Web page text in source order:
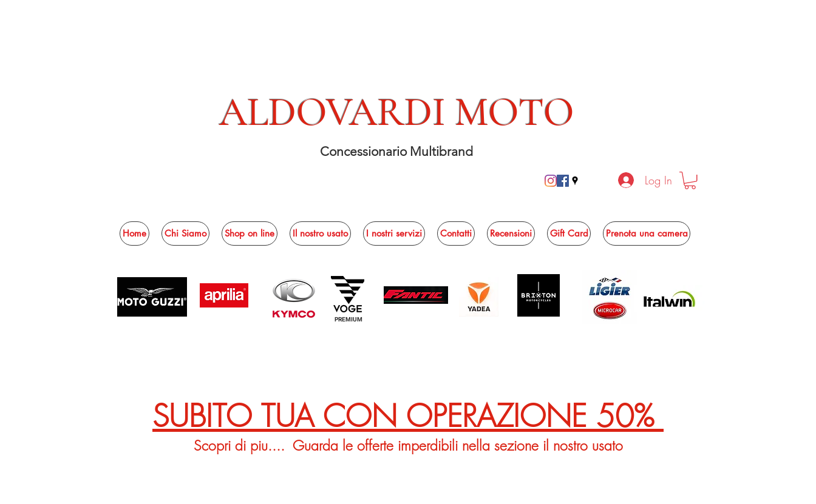
ALDOVARDI MOTO
Concessionario Multibrand
Log In
Home Chi Siamo Shop on line Il nostro usato I nostri servizi Contatti Recensioni Gift Card Prenota una camera
PREMIUM
SUBITO TUA CON OPERAZIONE 50%
Scopri di piu.... Guarda le offerte imperdibili nella sezione il nostro usato